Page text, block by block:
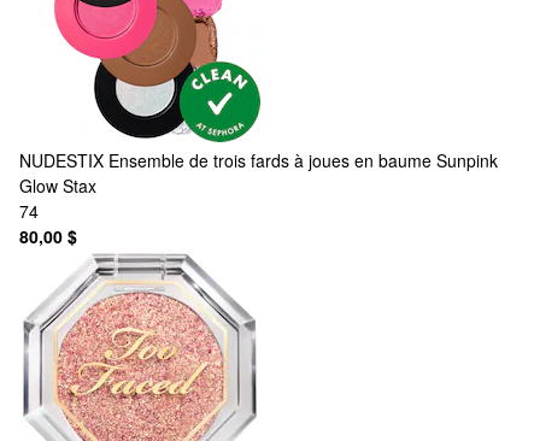
NUDESTIX Ensemble de trois fards à joues en baume Sunpink
Glow Stax
74
80,00 $